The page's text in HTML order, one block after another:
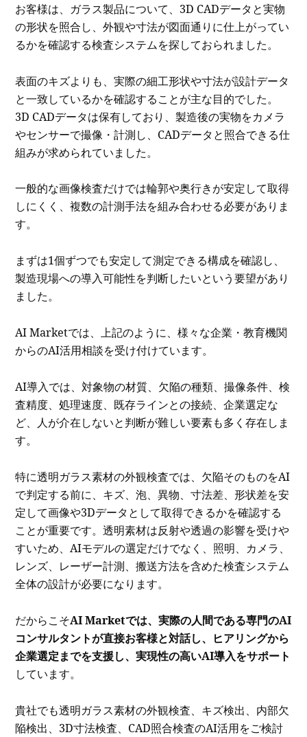
お客様は、ガラス製品について、3D CADデータと実物
の形状を照合し、外観や寸法が図面通りに仕上がってい
るかを確認する検査システムを探しておられました。
表面のキズよりも、実際の細工形状や寸法が設計データ
と一致しているかを確認することが主な目的でした。
3D CADデータは保有しており、製造後の実物をカメラ
やセンサーで撮像・計測し、CADデータと照合できる仕
組みが求められていました。
一般的な画像検査だけでは輪郭や奥行きが安定して取得
しにくく、複数の計測手法を組み合わせる必要がありま
す。
まずは1個ずつでも安定して測定できる構成を確認し、
製造現場への導入可能性を判断したいという要望があり
ました。
AI Marketでは、上記のように、様々な企業・教育機関
からのAI活用相談を受け付けています。
AI導入では、対象物の材質、欠陥の種類、撮像条件、検
査精度、処理速度、既存ラインとの接続、企業選定な
ど、人が介在しないと判断が難しい要素も多く存在しま
す。
特に透明ガラス素材の外観検査では、欠陥そのものをAI
で判定する前に、キズ、泡、異物、寸法差、形状差を安
定して画像や3Dデータとして取得できるかを確認する
ことが重要です。透明素材は反射や透過の影響を受けや
すいため、AIモデルの選定だけでなく、照明、カメラ、
レンズ、レーザー計測、搬送方法を含めた検査システム
全体の設計が必要になります。
だからこそAI Marketでは、実際の人間である専門のAI
コンサルタントが直接お客様と対話し、ヒアリングから
企業選定までを支援し、実現性の高いAI導入をサポート
しています。
貴社でも透明ガラス素材の外観検査、キズ検出、内部欠
陥検出、3D寸法検査、CAD照合検査のAI活用をご検討